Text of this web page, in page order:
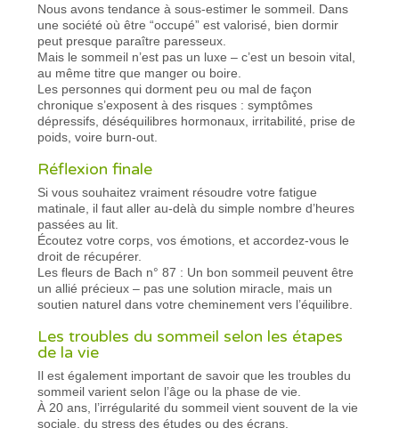
Nous avons tendance à sous-estimer le sommeil. Dans
une société où être “occupé” est valorisé, bien dormir
peut presque paraître paresseux.
Mais le sommeil n’est pas un luxe – c’est un besoin vital,
au même titre que manger ou boire.
Les personnes qui dorment peu ou mal de façon
chronique s’exposent à des risques : symptômes
dépressifs, déséquilibres hormonaux, irritabilité, prise de
poids, voire burn-out.
Réflexion finale
Si vous souhaitez vraiment résoudre votre fatigue
matinale, il faut aller au-delà du simple nombre d’heures
passées au lit.
Écoutez votre corps, vos émotions, et accordez-vous le
droit de récupérer.
Les fleurs de Bach n° 87 : Un bon sommeil peuvent être
un allié précieux – pas une solution miracle, mais un
soutien naturel dans votre cheminement vers l’équilibre.
Les troubles du sommeil selon les étapes
de la vie
Il est également important de savoir que les troubles du
sommeil varient selon l’âge ou la phase de vie.
À 20 ans, l’irrégularité du sommeil vient souvent de la vie
sociale, du stress des études ou des écrans.